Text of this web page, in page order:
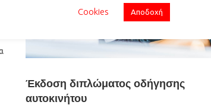
Έκδοση διπλώματος οδήγησης
αυτοκινήτου
Cookies
Αποδοχή